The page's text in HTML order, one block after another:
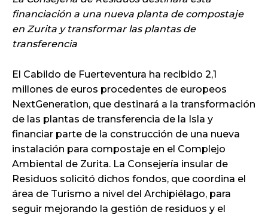
financiación a una nueva planta de compostaje
en Zurita y transformar las plantas de
transferencia
El Cabildo de Fuerteventura ha recibido 2,1
millones de euros procedentes de europeos
NextGeneration, que destinará a la transformación
de las plantas de transferencia de la Isla y
financiar parte de la construcción de una nueva
instalación para compostaje en el Complejo
Ambiental de Zurita. La Consejería insular de
Residuos solicitó dichos fondos, que coordina el
área de Turismo a nivel del Archipiélago, para
seguir mejorando la gestión de residuos y el